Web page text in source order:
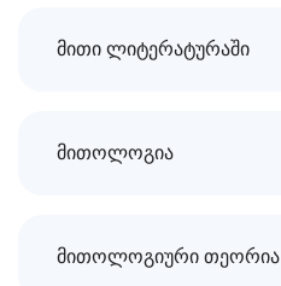
მითი ლიტერატურაში
მითოლოგია
მითოლოგიური თეორია